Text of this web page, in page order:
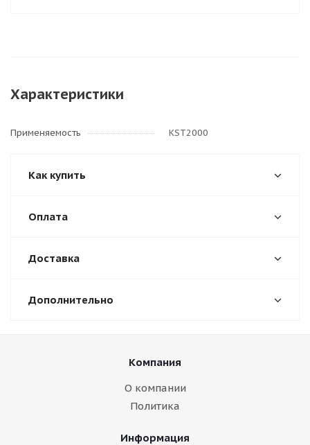
Характеристики
Применяемость KST2000
Как купить
Оплата
Доставка
Дополнительно
Компания
О компании
Политика
Информация